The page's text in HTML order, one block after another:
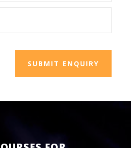
SUBMIT ENQUIRY